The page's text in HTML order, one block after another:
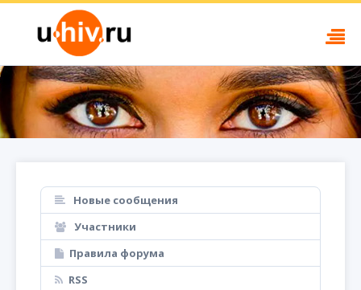
Новые сообщения
Участники
Правила форума
RSS